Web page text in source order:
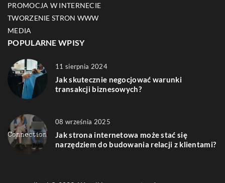
PROMOCJA W INTERNECIE
TWORZENIE STRON WWW
MEDIA
POPULARNE WPISY
11 sierpnia 2024
Jak skutecznie negocjować warunki
transakcji biznesowych?
08 września 2025
Jak strona internetowa może stać się
narzędziem do budowania relacji z klientami?